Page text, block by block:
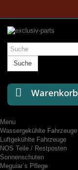
Suche
Warenkorb
Menu
Wassergekühlte Fahrzeuge
Luftgekühlte Fahrzeuge
NOS Teile / Restposten
Sonnenschuten
Meguiar`s Pflege